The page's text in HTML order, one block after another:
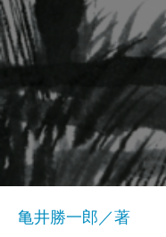
亀井勝一郎／著